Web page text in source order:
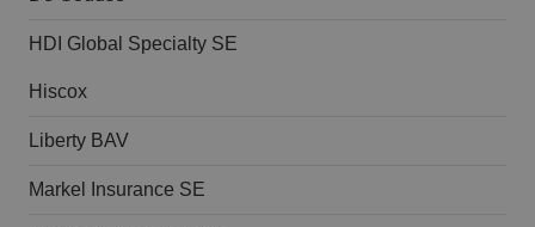
HDI Global Specialty SE
Hiscox
Liberty BAV
Markel Insurance SE